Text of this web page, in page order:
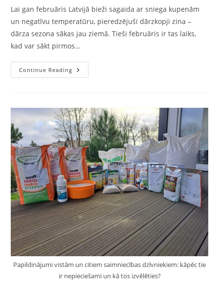
Lai gan februāris Latvijā bieži sagaida ar sniega kupenām
un negatīvu temperatūru, pieredzējuši dārzkopji zina –
dārza sezona sākas jau ziemā. Tieši februāris ir tas laiks,
kad var sākt pirmos…
Continue Reading
Papildinājumi vistām un citiem saimniecības dzīvniekiem: kāpēc tie
ir nepieciešami un kā tos izvēlēties?